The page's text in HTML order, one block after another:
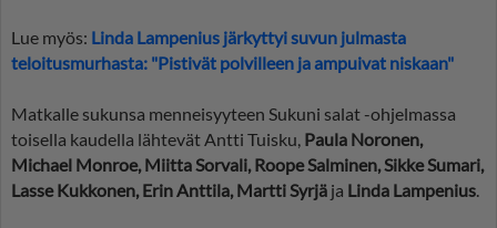
Lue myös: Linda Lampenius järkyttyi suvun julmasta
teloitusmurhasta: "Pistivät polvilleen ja ampuivat niskaan"
Matkalle sukunsa menneisyyteen Sukuni salat -ohjelmassa
toisella kaudella lähtevät Antti Tuisku, Paula Noronen,
Michael Monroe, Miitta Sorvali, Roope Salminen, Sikke Sumari,
Lasse Kukkonen, Erin Anttila, Martti Syrjä ja Linda Lampenius